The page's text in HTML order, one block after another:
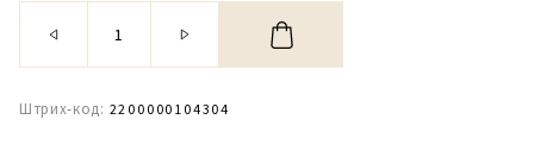
Штрих-код: 2200000104304